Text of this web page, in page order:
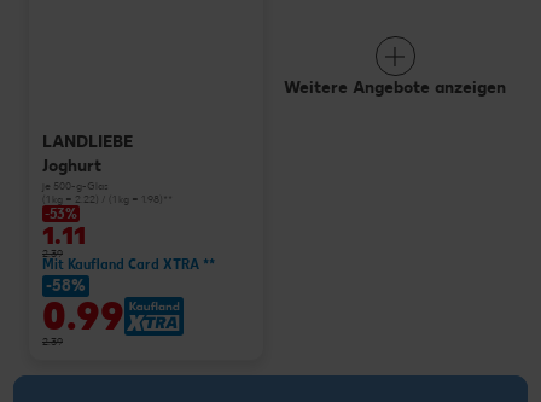
LANDLIEBE
Joghurt
je 500-g-Glas
(1 kg = 2.22) / (1 kg = 1.98)**
-53%
1.11
2.39
Mit Kaufland Card XTRA **
-58%
0.99
2.39
Weitere Angebote anzeigen